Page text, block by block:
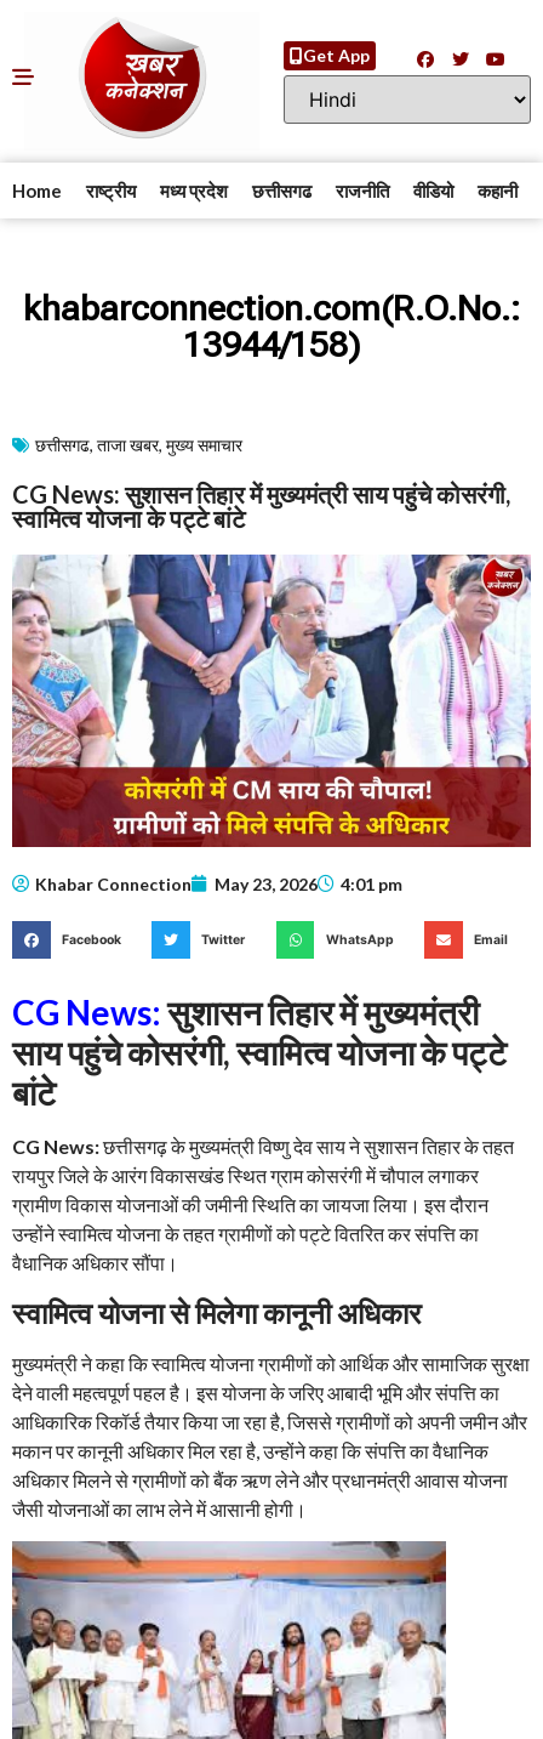
Get App
Home राष्ट्रीय मध्य प्रदेश छत्तीसगढ राजनीति वीडियो कहानी
khabarconnection.com(R.O.No.:
13944/158)
छत्तीसगढ, ताजा खबर, मुख्य समाचार​
CG News: सुशासन तिहार में मुख्यमंत्री साय पहुंचे कोसरंगी,
स्वामित्व योजना के पट्टे बांटे
Khabar Connection May 23, 2026 4:01 pm
Facebook Twitter WhatsApp Email
CG News:सुशासन तिहार में मुख्यमंत्री
साय पहुंचे कोसरंगी, स्वामित्व योजना के पट्टे
बांटे
CG News:छत्तीसगढ़ के मुख्यमंत्री विष्णु देव साय ने सुशासन तिहार के तहत
रायपुर जिले के आरंग विकासखंड स्थित ग्राम कोसरंगी में चौपाल लगाकर
ग्रामीण विकास योजनाओं की जमीनी स्थिति का जायजा लिया। इस दौरान
उन्होंने स्वामित्व योजना के तहत ग्रामीणों को पट्टे वितरित कर संपत्ति का
वैधानिक अधिकार सौंपा।
स्वामित्व योजना से मिलेगा कानूनी अधिकार
मुख्यमंत्री ने कहा कि स्वामित्व योजना ग्रामीणों को आर्थिक और सामाजिक सुरक्षा
देने वाली महत्वपूर्ण पहल है। इस योजना के जरिए आबादी भूमि और संपत्ति का
आधिकारिक रिकॉर्ड तैयार किया जा रहा है, जिससे ग्रामीणों को अपनी जमीन और
मकान पर कानूनी अधिकार मिल रहा है, उन्होंने कहा कि संपत्ति का वैधानिक
अधिकार मिलने से ग्रामीणों को बैंक ऋण लेने और प्रधानमंत्री आवास योजना
जैसी योजनाओं का लाभ लेने में आसानी होगी।